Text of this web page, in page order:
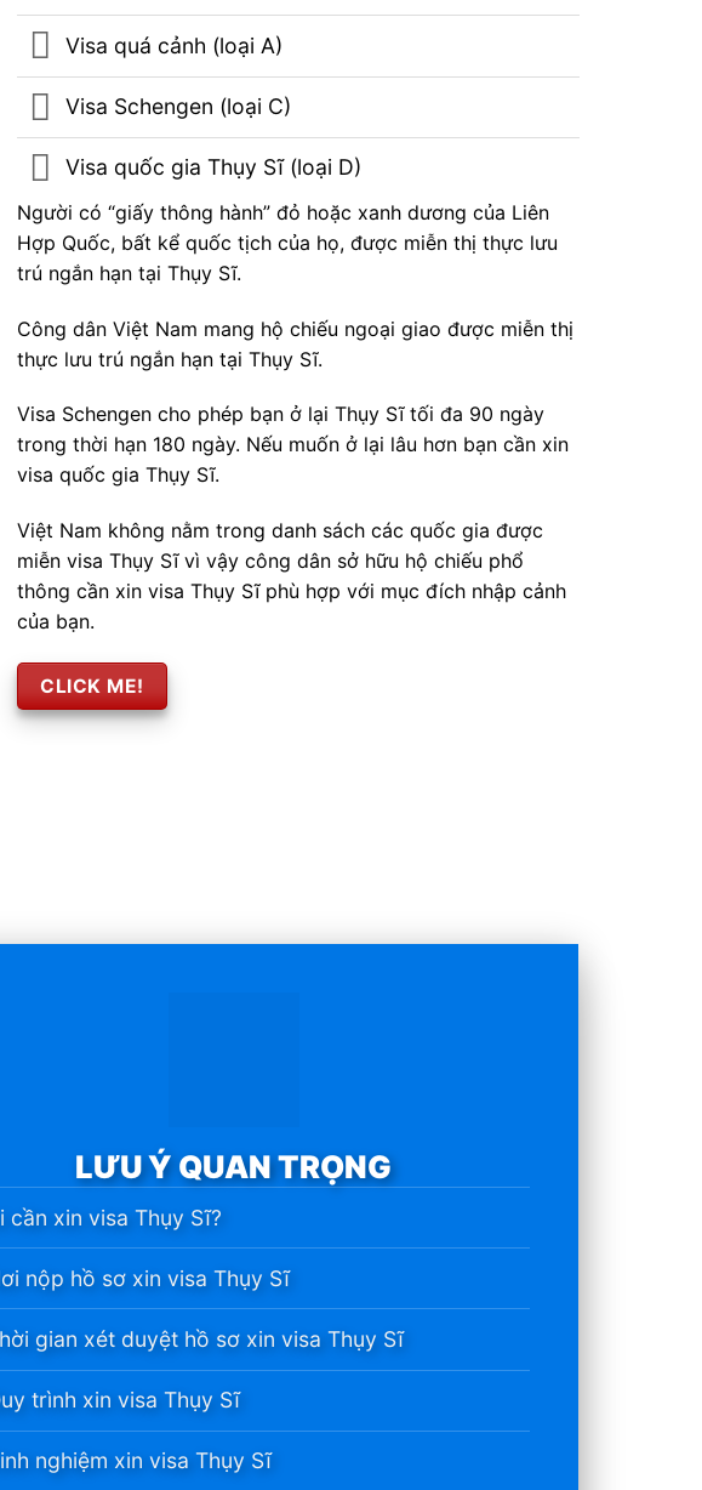
Visa quá cảnh (loại A)
Visa Schengen (loại C)
Visa quốc gia Thụy Sĩ (loại D)
Người có “giấy thông hành” đỏ hoặc xanh dương của Liên
Hợp Quốc, bất kể quốc tịch của họ, được miễn thị thực lưu
trú ngắn hạn tại Thụy Sĩ.
Công dân Việt Nam mang hộ chiếu ngoại giao được miễn thị
thực lưu trú ngắn hạn tại Thụy Sĩ.
Visa Schengen cho phép bạn ở lại Thụy Sĩ tối đa 90 ngày
trong thời hạn 180 ngày. Nếu muốn ở lại lâu hơn bạn cần xin
visa quốc gia Thụy Sĩ.
Việt Nam không nằm trong danh sách các quốc gia được
miễn visa Thụy Sĩ vì vậy công dân sở hữu hộ chiếu phổ
thông cần xin visa Thụy Sĩ phù hợp với mục đích nhập cảnh
của bạn.
CLICK ME!
LƯU Ý QUAN TRỌNG
cần xin visa Thụy Sĩ?
nộp hồ sơ xin visa Thụy Sĩ
gian xét duyệt hồ sơ xin visa Thụy Sĩ
trình xin visa Thụy Sĩ
nghiệm xin visa Thụy Sĩ